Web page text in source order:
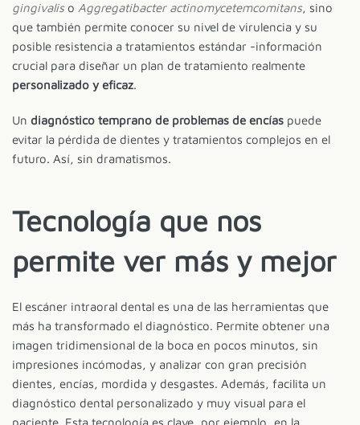
gingivaliso Aggregatibacter actinomycetemcomitans, sino
que también permite conocer su nivel de virulencia y su
posible resistencia a tratamientos estándar -información
crucial para diseñar un plan de tratamiento realmente
personalizado y eficaz.
Un diagnóstico temprano de problemas de encías puede
evitar la pérdida de dientes y tratamientos complejos en el
futuro. Así, sin dramatismos.
Tecnología que nos
permite ver más y mejor
El escáner intraoral dental es una de las herramientas que
más ha transformado el diagnóstico. Permite obtener una
imagen tridimensional de la boca en pocos minutos, sin
impresiones incómodas, y analizar con gran precisión
dientes, encías, mordida y desgastes. Además, facilita un
diagnóstico dental personalizado y muy visual para el